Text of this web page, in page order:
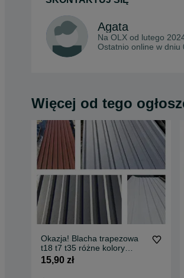
Agata
Na OLX od lutego
Ostatnio online w dniu
Więcej od tego
Okazja! Blacha trapezowa
t18 t7 t35 różne kolory
SZYBKA DOSTAWA
15,90 zł